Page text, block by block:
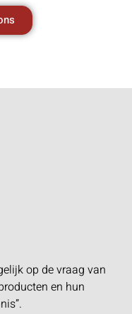
op de vraag van
en hun